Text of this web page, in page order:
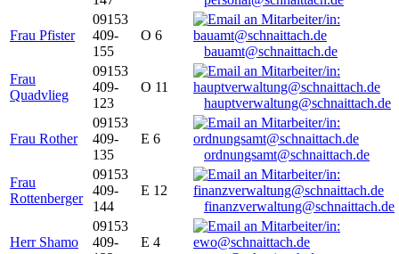
Frau Pfister
09153
409-
155
O 6
bauamt@schnaittach.de
Frau
Quadvlieg
09153
409-
123
O 11
hauptverwaltung@schnaittach.de
Frau Rother
09153
409-
135
E 6
ordnungsamt@schnaittach.de
Frau
Rottenberger
09153
409-
144
E 12
finanzverwaltung@schnaittach.de
Herr Shamo
09153
409-
E 4